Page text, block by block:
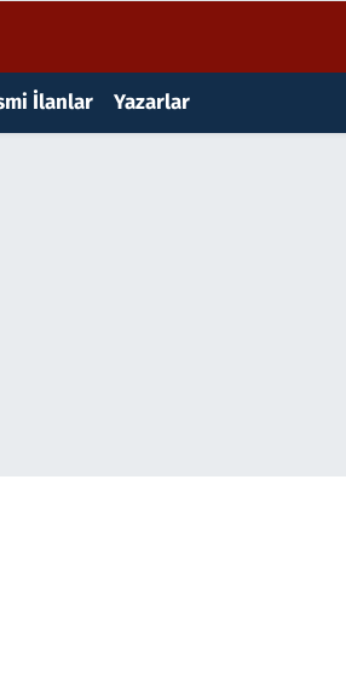
İlanlar Yazarlar